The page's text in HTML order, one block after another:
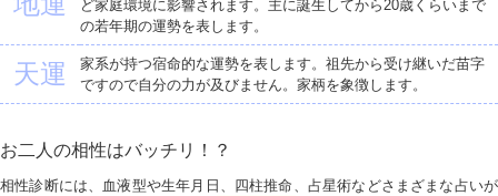
ど家庭環境に影響されます。主に誕生してから20歳くらいまで
の若年期の運勢を表します。
天運
家系が持つ宿命的な運勢を表します。祖先から受け継いだ苗字
ですので自分の力が及びません。家柄を象徴します。
お二人の相性はバッチリ！？
相性診断には、血液型や生年月日、四柱推命、占星術などさまざまな占いが